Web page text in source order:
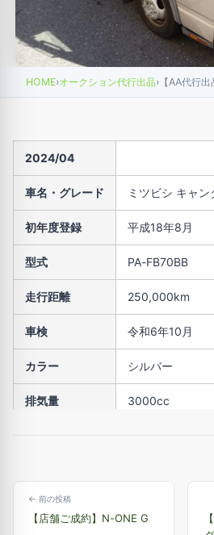
HOME›オークション代行出品› 【AA代行
2024/04
車名・グレード ミツビシ キャン
初年度登録 平成18年8月
型式 PA-FB70BB
走行距離 250,000km
車検 令和6年10月
カラー シルバー
排気量 3000cc
← 前の投稿
【店舗ご成約】N-ONE G